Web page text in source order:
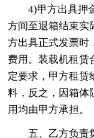
4)甲方出具押
方间至退箱结束实
方出具正式发票时
费用。装载机租赁
定要求，甲方租赁
料，反之，因箱体
用均由甲方承担。
五、乙方负责